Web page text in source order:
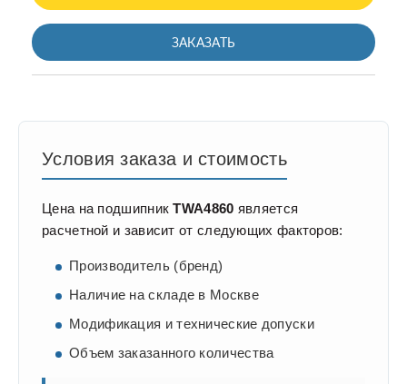
ЗАКАЗАТЬ
Условия заказа и стоимость
Цена на подшипникTWA4860 является
расчетной и зависит от следующих факторов:
Производитель (бренд)
Наличие на складе в Москве
Модификация и технические допуски
Объем заказанного количества